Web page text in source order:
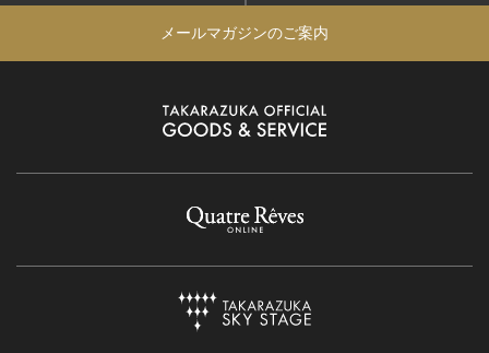
メールマガジンのご案内